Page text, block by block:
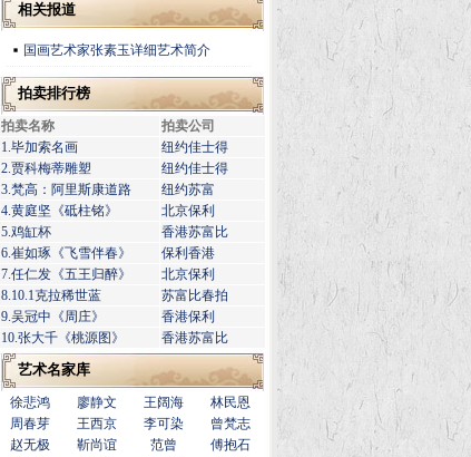
相关报道
国画艺术家张素玉详细艺术简介
拍卖排行榜
拍卖名称
拍卖公司
1.毕加索名画
纽约佳士得
2.贾科梅蒂雕塑
纽约佳士得
3.梵高：阿里斯康道路
纽约苏富
4.黄庭坚《砥柱铭》
北京保利
5.鸡缸杯
香港苏富比
6.崔如琢《飞雪伴春》
保利香港
7.任仁发《五王归醉》
北京保利
8.10.1克拉稀世蓝
苏富比春拍
9.吴冠中《周庄》
香港保利
10.张大千《桃源图》
香港苏富比
艺术名家库
徐悲鸿 廖静文 王阔海
林民恩
周春芽
王西京 李可染
曾梵志
赵无极
靳尚谊 范曾
傅抱石